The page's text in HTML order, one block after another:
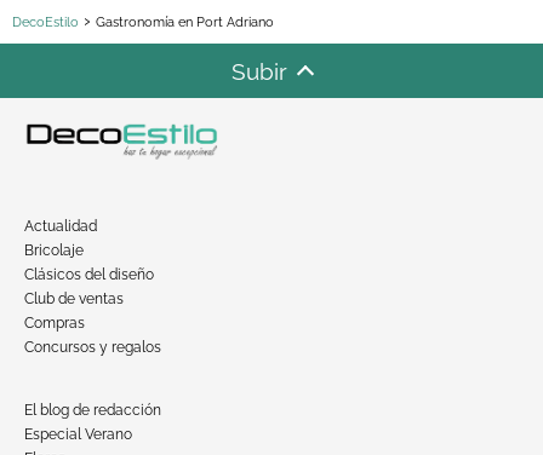
DecoEstilo Gastronomía en Port Adriano
Subir
Actualidad
Bricolaje
Clásicos del diseño
Club de ventas
Compras
Concursos y regalos
El blog de redacción
Especial Verano